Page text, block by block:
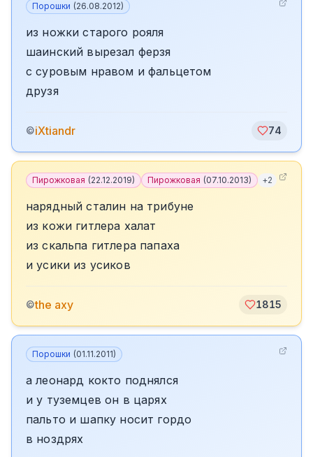
Порошки (26.08.2012)
из ножки старого рояля
шаинский вырезал ферзя
с суровым нравом и фальцетом
друзя
©iXtiandr 74
Пирожковая (22.12.2019) Пирожковая (07.10.2013) +2
нарядный сталин на трибуне
из кожи гитлера халат
из скальпа гитлера папаха
и усики из усиков
©the axy 1815
Порошки (01.11.2011)
а леонард кокто поднялся
и у туземцев он в царях
пальто и шапку носит гордо
в ноздрях